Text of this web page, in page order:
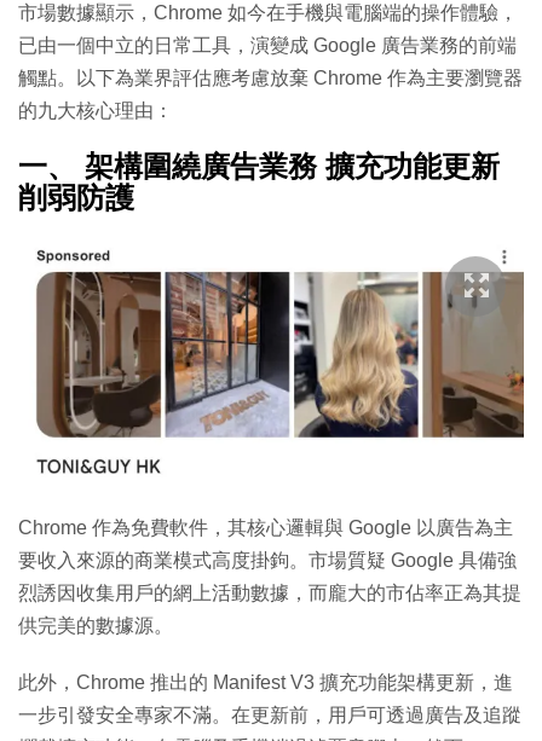
市場數據顯示，Chrome 如今在手機與電腦端的操作體驗，
已由一個中立的日常工具，演變成 Google 廣告業務的前端
觸點。以下為業界評估應考慮放棄 Chrome 作為主要瀏覽器
的九大核心理由：
一、 架構圍繞廣告業務 擴充功能更新
削弱防護
Chrome 作為免費軟件，其核心邏輯與 Google 以廣告為主
要收入來源的商業模式高度掛鉤。市場質疑 Google 具備強
烈誘因收集用戶的網上活動數據，而龐大的市佔率正為其提
供完美的數據源。
此外，Chrome 推出的 Manifest V3 擴充功能架構更新，進
一步引發安全專家不滿。在更新前，用戶可透過廣告及追蹤